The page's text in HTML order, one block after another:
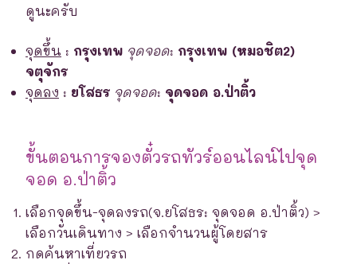
ดูนะครับ
จุดขึ้น : กรุงเทพ จุดจอด: กรุงเทพ (หมอชิต2)
จตุจักร
จุดลง : ยโสธร จุดจอด: จุดจอด อ.ป่าติ้ว
ขั้นตอนการจองตั๋วรถทัวร์ออนไลน์ไปจุด
จอด อ.ป่าติ้ว
เลือกจุดขึ้น-จุดลงรถ(จ.ยโสธร: จุดจอด อ.ป่าติ้ว) >
เลือกวันเดินทาง > เลือกจำนวนผู้โดยสาร
กดค้นหาเที่ยวรถ